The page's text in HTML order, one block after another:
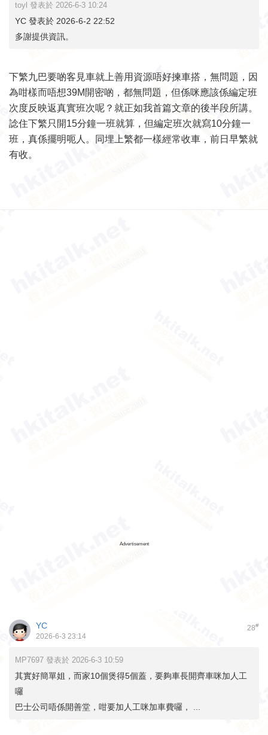
toyl 發表於 2026-6-3 10:24
YC 發表於 2026-6-2 22:52
多謝提供資訊。
下繁九巴要啲客見車就上善用資源唔好揀車搭，無問題，因
為咁樣而唔想39M開密啲，都無問題，但係咪應該係編定班
次度反映返真實班次呢？就正如我首篇文章的後半段所講。
諗住下繁只開15分鐘一班就算，但編定班次就寫10分鐘一
班，真係擺明呃人。同埋上繁都一樣經常收車，前日早繁就
有收。
Advertisement
28#
YC
2026-6-3 23:14
MP7697 發表於 2026-6-3 10:59
其實好簡單姐，而家10個煲得5個蓋，要夠車長開齊車咪加人工
囉
巴士公司唔係開善堂，咁要加人工咪加車費囉， ...